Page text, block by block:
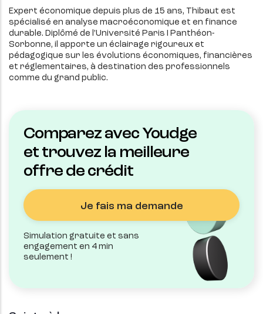
Expert économique depuis plus de 15 ans, Thibaut est
spécialisé en analyse macroéconomique et en finance
durable. Diplômé de l’Université Paris I Panthéon-
Sorbonne, il apporte un éclairage rigoureux et
pédagogique sur les évolutions économiques, financières
et réglementaires, à destination des professionnels
comme du grand public.
Comparez avec Youdge
et trouvez la meilleure
offre de crédit
Je fais ma demande
Simulation gratuite et sans
engagement en 4 min
seulement !